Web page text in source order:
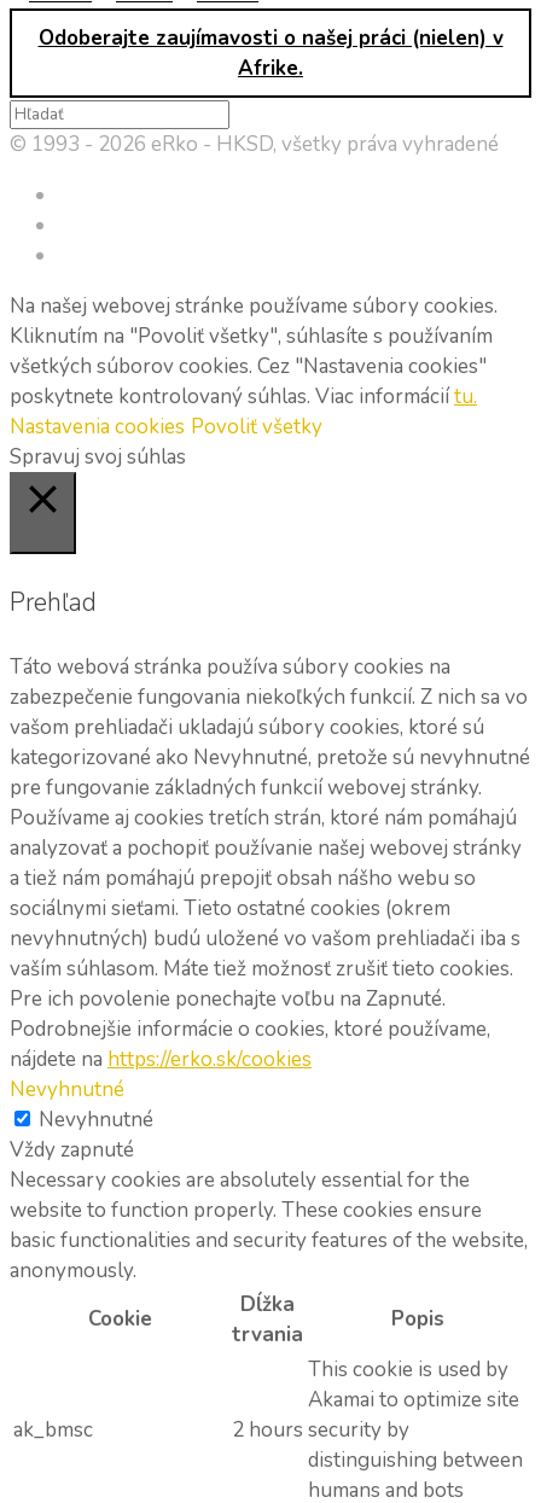
Odoberajte zaujímavosti o našej práci (nielen) v
Afrike.
© 1993 - 2026 eRko - HKSD, všetky práva vyhradené
Na našej webovej stránke používame súbory cookies.
Kliknutím na "Povoliť všetky", súhlasíte s používaním
všetkých súborov cookies. Cez "Nastavenia cookies"
poskytnete kontrolovaný súhlas. Viac informáciítu.
Nastavenia cookies Povoliť všetky
Spravuj svoj súhlas
Prehľad
Táto webová stránka používa súbory cookies na
zabezpečenie fungovania niekoľkých funkcií. Z nich sa vo
vašom prehliadači ukladajú súbory cookies, ktoré sú
kategorizované ako Nevyhnutné, pretože sú nevyhnutné
pre fungovanie základných funkcií webovej stránky.
Používame aj cookies tretích strán, ktoré nám pomáhajú
analyzovať a pochopiť používanie našej webovej stránky
a tiež nám pomáhajú prepojiť obsah nášho webu so
sociálnymi sieťami. Tieto ostatné cookies (okrem
nevyhnutných) budú uložené vo vašom prehliadači iba s
vaším súhlasom. Máte tiež možnosť zrušiť tieto cookies.
Pre ich povolenie ponechajte voľbu na Zapnuté.
Podrobnejšie informácie o cookies, ktoré používame,
nájdete na https://erko.sk/cookies
Nevyhnutné
Nevyhnutné
Vždy zapnuté
Necessary cookies are absolutely essential for the
website to function properly. These cookies ensure
basic functionalities and security features of the website,
anonymously.
Cookie
Dĺžka
trvania
Popis
ak_bmsc 2 hours
This cookie is used by
Akamai to optimize site
security by
distinguishing between
humans and bots